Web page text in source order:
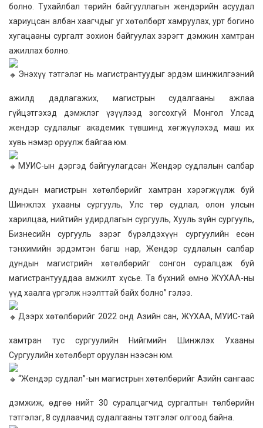
болно. Тухайлбал төрийн байгууллагын жендэрийн асуудал
хариуцсан албан хаагчдыг уг хөтөлбөрт хамруулах, урт богино
хугацааны сургалт зохион байгуулах зэрэгт дэмжин хамтран
ажиллах болно.
Энэхүү тэтгэлэг нь магистрантуудыг эрдэм шинжилгээний
ажилд дадлагажих, магистрын судалгааны ажлаа
гүйцэтгэхэд дэмжлэг үзүүлээд зогсохгүй Монгол Улсад
жендэр судлалыг академик түвшинд хөгжүүлэхэд маш их
хувь нэмэр оруулж байгаа юм.
МУИС-ын дэргэд байгуулагдсан Жендэр судлалын салбар
дундын магистрын хөтөлбөрийг хамтран хэрэгжүүлж буй
Шинжлэх ухааны сургууль, Улс төр судлал, олон улсын
харилцаа, нийтийн удирдлагын сургууль, Хууль зүйн сургууль,
Бизнесийн сургууль зэрэг бүрэлдэхүүн сургуулийн есөн
тэнхимийн эрдэмтэн багш нар, Жендэр судлалын салбар
дундын магистрийн хөтөлбөрийг сонгон суралцаж буй
магистрантууддаа амжилт хүсье. Та бүхний өмнө ЖҮХАА-ны
үүд хаалга үргэлж нээлттай байх болно” гэлээ.
Дээрх хөтөлбөрийг 2022 онд Азийн сан, ЖҮХАА, МУИС-тай
хамтран тус сургуулийн Нийгмийн Шинжлэх Ухааны
Сургуулийн хөтөлбөрт оруулан нээсэн юм.
“Жендэр судлал”-ын магистрын хөтөлбөрийг Азийн сангаас
дэмжиж, өдгөө нийт 30 суралцагчид сургалтын төлбөрийн
тэтгэлэг, 8 судлаачид судалгааны тэтгэлэг олгоод байна.